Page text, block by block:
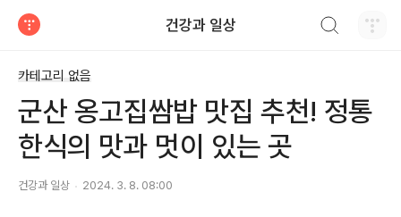
건강과 일상
카테고리 없음
군산 옹고집쌈밥 맛집 추천! 정통
한식의 맛과 멋이 있는 곳
건강과 일상 2024. 3. 8. 08:00